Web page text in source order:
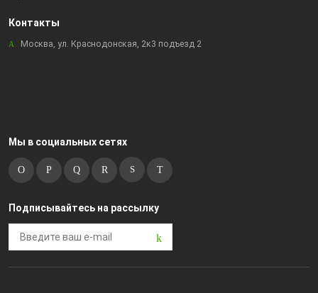
Контакты
Москва, ул. Краснодонская, 2к3 подъезд 2
Мы в социальных сетях
Подписывайтесь на рассылку